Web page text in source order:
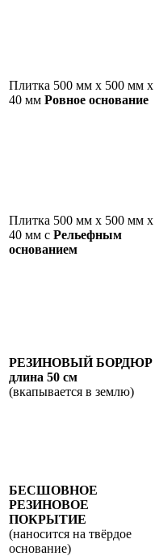
Плитка 500 мм х 500 мм х
40 мм Ровное основание
Плитка 500 мм х 500 мм х
40 мм с Рельефным
основанием
РЕЗИНОВЫЙБОРДЮР
длина 50 см
(вкапывается в землю)
БЕСШОВНОЕ
РЕЗИНОВОЕ
ПОКРЫТИЕ
(наносится на твёрдое
основание)